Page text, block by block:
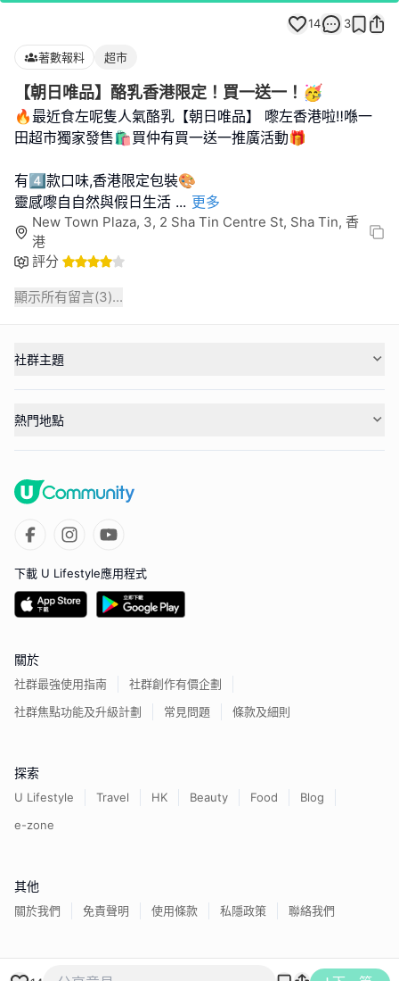
14 3
著數報料 超市
【朝日唯品】酪乳香港限定！買一送一！🥳
🔥最近食左呢隻人氣酪乳【朝日唯品】 嚟左香港啦‼️喺一
田超市獨家發售🛍️買仲有買一送一推廣活動🎁
有4️⃣款口味,香港限定包裝🎨
靈感嚟自自然與假日生活 ... 更多
New Town Plaza, 3, 2 Sha Tin Centre St, Sha Tin, 香
港
評分
顯示所有留言(3)...
社群主題
熱門地點
下載 U Lifestyle應用程式
關於
社群最強使用指南
社群創作有價企劃
社群焦點功能及升級計劃
常見問題 條款及細則
探索
U Lifestyle Travel HK Beauty Food
Blog
e-zone
其他
關於我們 免責聲明 使用條款 私隱政策 聯絡我們